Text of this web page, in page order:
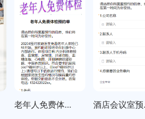
老年人免费体检预约单 酒